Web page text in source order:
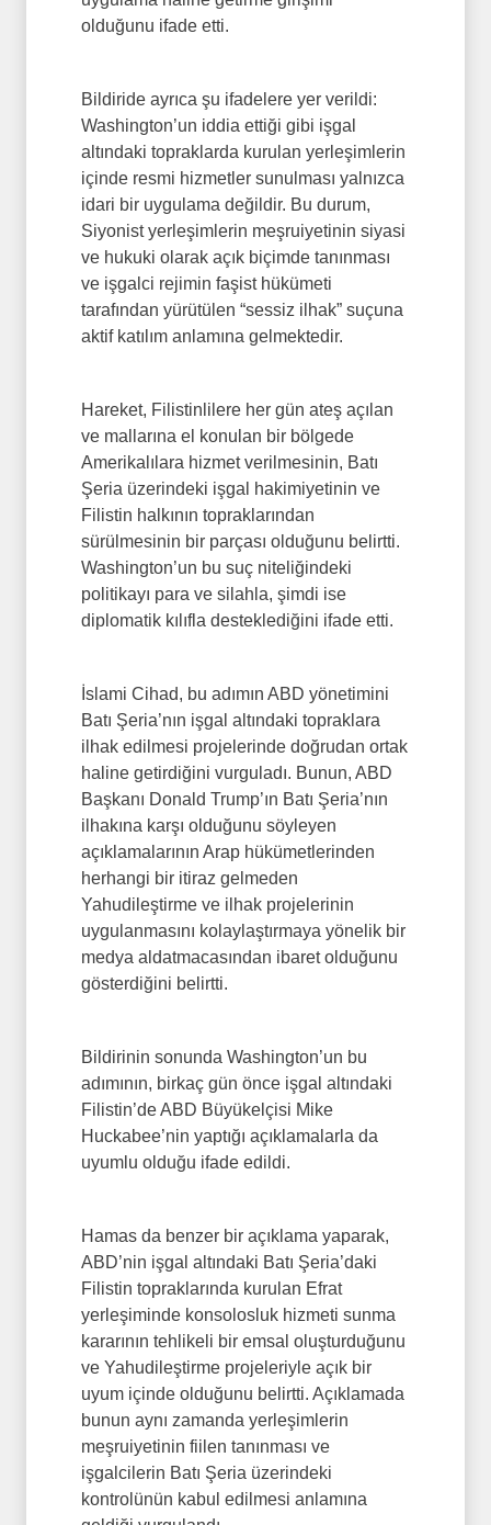
olduğunu ifade etti.
Bildiride ayrıca şu ifadelere yer verildi:
Washington’un iddia ettiği gibi işgal
altındaki topraklarda kurulan yerleşimlerin
içinde resmi hizmetler sunulması yalnızca
idari bir uygulama değildir. Bu durum,
Siyonist yerleşimlerin meşruiyetinin siyasi
ve hukuki olarak açık biçimde tanınması
ve işgalci rejimin faşist hükümeti
tarafından yürütülen “sessiz ilhak” suçuna
aktif katılım anlamına gelmektedir.
Hareket, Filistinlilere her gün ateş açılan
ve mallarına el konulan bir bölgede
Amerikalılara hizmet verilmesinin, Batı
Şeria üzerindeki işgal hakimiyetinin ve
Filistin halkının topraklarından
sürülmesinin bir parçası olduğunu belirtti.
Washington’un bu suç niteliğindeki
politikayı para ve silahla, şimdi ise
diplomatik kılıfla desteklediğini ifade etti.
İslami Cihad, bu adımın ABD yönetimini
Batı Şeria’nın işgal altındaki topraklara
ilhak edilmesi projelerinde doğrudan ortak
haline getirdiğini vurguladı. Bunun, ABD
Başkanı Donald Trump’ın Batı Şeria’nın
ilhakına karşı olduğunu söyleyen
açıklamalarının Arap hükümetlerinden
herhangi bir itiraz gelmeden
Yahudileştirme ve ilhak projelerinin
uygulanmasını kolaylaştırmaya yönelik bir
medya aldatmacasından ibaret olduğunu
gösterdiğini belirtti.
Bildirinin sonunda Washington’un bu
adımının, birkaç gün önce işgal altındaki
Filistin’de ABD Büyükelçisi Mike
Huckabee’nin yaptığı açıklamalarla da
uyumlu olduğu ifade edildi.
Hamas da benzer bir açıklama yaparak,
ABD’nin işgal altındaki Batı Şeria’daki
Filistin topraklarında kurulan Efrat
yerleşiminde konsolosluk hizmeti sunma
kararının tehlikeli bir emsal oluşturduğunu
ve Yahudileştirme projeleriyle açık bir
uyum içinde olduğunu belirtti. Açıklamada
bunun aynı zamanda yerleşimlerin
meşruiyetinin fiilen tanınması ve
işgalcilerin Batı Şeria üzerindeki
kontrolünün kabul edilmesi anlamına